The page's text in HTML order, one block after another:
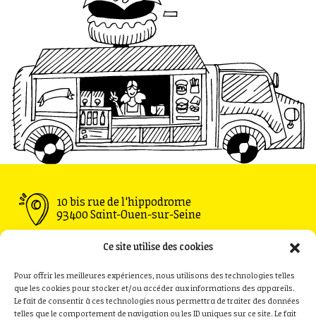
Ce site utilise des cookies
Pour offrir les meilleures expériences, nous utilisons des technologies telles
que les cookies pour stocker et/ou accéder aux informations des appareils.
Le fait de consentir à ces technologies nous permettra de traiter des données
telles que le comportement de navigation ou les ID uniques sur ce site. Le fait
10 bis rue de l'hippodrome
93400 Saint-Ouen-sur-Seine
Ouvert du Mardi au Vendredi : 11h30 - 00h00
Samedi : 09h00 - 00h00